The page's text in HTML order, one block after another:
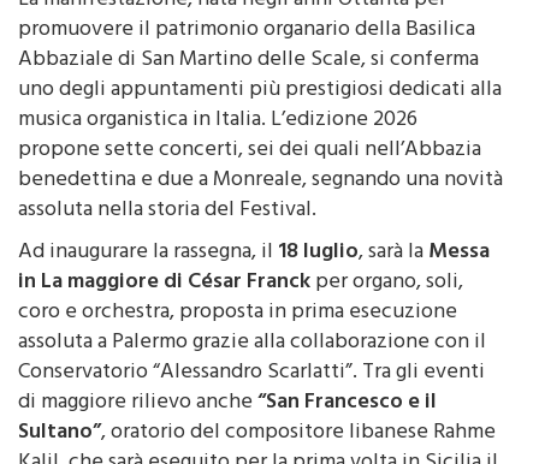
promuovere il patrimonio organario della Basilica
Abbaziale di San Martino delle Scale, si conferma
uno degli appuntamenti più prestigiosi dedicati alla
musica organistica in Italia. L’edizione 2026
propone sette concerti, sei dei quali nell’Abbazia
benedettina e due a Monreale, segnando una novità
assoluta nella storia del Festival.
Ad inaugurare la rassegna, il18 luglio, sarà laMessa
in La maggiore di César Franckper organo, soli,
coro e orchestra, proposta in prima esecuzione
assoluta a Palermo grazie alla collaborazione con il
Conservatorio “Alessandro Scarlatti”. Tra gli eventi
di maggiore rilievo anche“San Francesco e il
Sultano”, oratorio del compositore libanese Rahme